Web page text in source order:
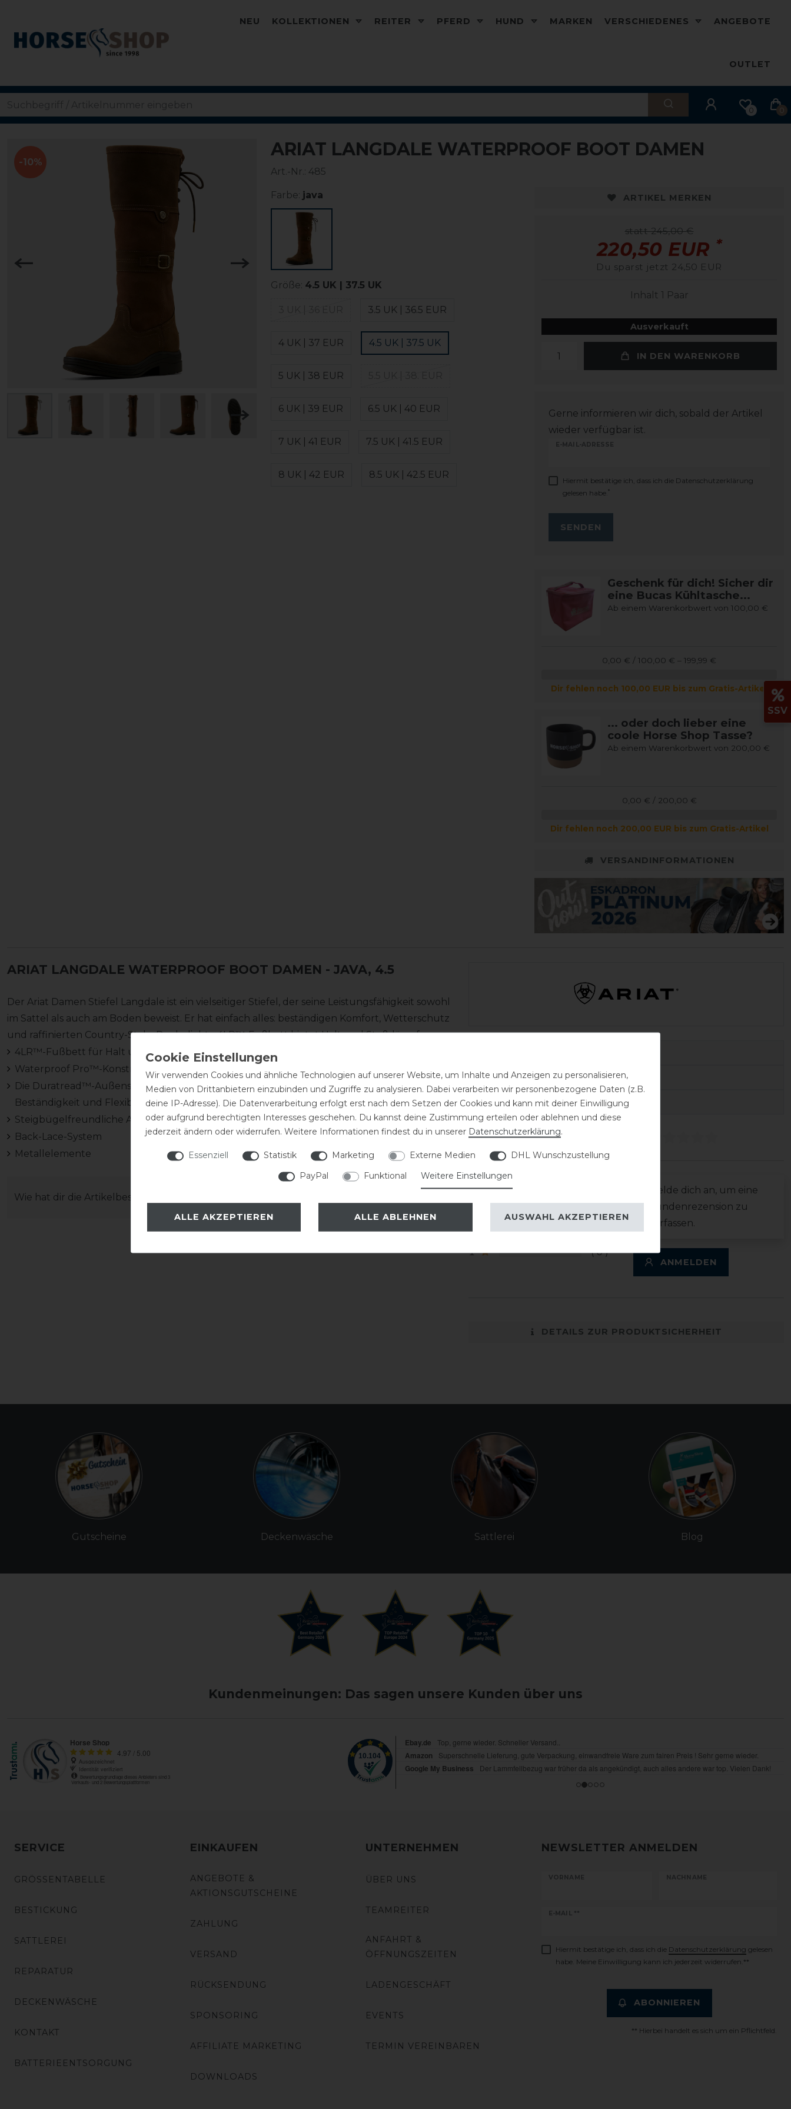
NEU KOLLEKTIONEN REITER PFERD HUND MARKEN VERSCHIEDENES ANGEBOTE
OUTLET
0 0
-10%
ARIAT LANGDALE WATERPROOF BOOT DAMEN
Art.-Nr.: 485
Farbe: java
Größe: 4.5 UK | 37.5 UK
3.5 UK | 36.5 EUR
4 UK | 37 EUR 4.5 UK | 37.5 UK
5 UK | 38 EUR
6 UK | 39 EUR 6.5 UK | 40 EUR
7 UK | 41 EUR 7.5 UK | 41.5 EUR
8 UK | 42 EUR 8.5 UK | 42.5 EUR
ARTIKEL MERKEN
statt 245,00 €
220,50 EUR *
Du sparst jetzt 24,50 EUR
Inhalt 1 Paar
Ausverkauft
IN DEN WARENKORB
Gerne informieren wir dich, sobald der Artikel
wieder verfügbar ist.
E-MAIL-ADRESSE
Hiermit bestätige ich, dass ich die Daten­schutz­erklärung
gelesen habe. *
SENDEN
Geschenk für dich! Sicher dir
eine Bucas Kühltasche...
Ab einem Warenkorbwert von 100,00 €
0,00 € / 100,00 € – 199,99 €
Dir fehlen noch 100,00 EUR bis zum Gratis-Artikel
... oder doch lieber eine
coole Horse Shop Tasse?
Ab einem Warenkorbwert von 200,00 €
0,00 € / 200,00 €
Dir fehlen noch 200,00 EUR bis zum Gratis-Artikel
VERSANDINFORMATIONEN
ARIAT LANGDALE WATERPROOF BOOT DAMEN - JAVA, 4.5
Der Ariat Damen Stiefel Langdale ist ein vielseitiger Stiefel, der seine Leistungsfähigkeit sowohl
im Sattel als auch am Boden beweist. Er hat einfach alles: beständigen Komfort, Wetterschutz
und raffinierten Country-Style. Das beliebte 4LR™-Fußbett bietet Halt und Stoßdämpfung.
4LR™-Fußbett für Halt und Stoßdämpfung
Waterproof Pro™-Konstruktion mit wasserfestem Vollnarbenleder
Die Duratread™-Außensohle bietet maximale Verschleißfestigkeit sowie extreme
Beständigkeit und Flexibilität
Steigbügelfreundliche Außensohle
Back-Lace-System
Metallelemente
Wie hat dir die Artikelbeschreibung gefallen?
SKU:ARI-10024982/045/RM
EAN:889359809027
Kundenrezensionen
4
0
0
2
0
1
0
Melde dich an, um eine
Kundenrezension zu
verfassen.
ANMELDEN
DETAILS ZUR PRODUKTSICHERHEIT
Gutscheine Deckenwäsche Sattlerei Blog
Kundenmeinungen: Das sagen unsere Kunden über uns
SERVICE
GRÖSSENTABELLE
BESTICKUNG
SATTLEREI
REPARATUR
DECKENWÄSCHE
KONTAKT
BATTERIEENTSORGUNG
EINKAUFEN
ANGEBOTE &
AKTIONSGUTSCHEINE
ZAHLUNG
VERSAND
RÜCKSENDUNG
SPONSORING
AFFILIATE MARKETING
DOWNLOADS
UNTERNEHMEN
ÜBER UNS
TEAMREITER
ANFAHRT &
ÖFFNUNGSZEITEN
LADENGESCHÄFT
EVENTS
TERMIN VEREINBAREN
NEWSLETTER ANMELDEN
VORNAME NACHNAME
E-MAIL **
Newsletter
Hiermit bestätige ich, dass ich die Daten­schutz­erklärung gelesen
habe. Meine Einwilligung kann ich jederzeit widerrufen.**
ABONNIEREN
** Hierbei handelt es sich um ein Pflichtfeld.
SSV
Wir verwenden Cookies und ähnliche Technologien auf unserer Website, um Inhalte und Anzeigen zu personalisieren,
Medien von Drittanbietern einzubinden und Zugriffe zu analysieren. Dabei verarbeiten wir personenbezogene Daten (z.B.
deine IP-Adresse). Die Datenverarbeitung erfolgt erst nach dem Setzen der Cookies und kann mit deiner Einwilligung
oder aufgrund berechtigten Interesses geschehen. Du kannst deine Zustimmung erteilen oder ablehnen und diese
jederzeit ändern oder widerrufen. Weitere Informationen findest du in unserer Daten­schutz­erklärung.
Essenziell Statistik Marketing Externe Medien
DHL Wunschzustellung
PayPal
Funktional Weitere Einstellungen
ALLE AKZEPTIEREN ALLE ABLEHNEN AUSWAHL AKZEPTIEREN